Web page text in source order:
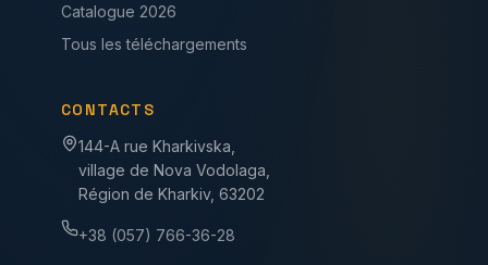
Catalogue 2026
Tous les téléchargements
CONTACTS
144-A rue Kharkivska,
village de Nova Vodolaga,
Région de Kharkiv, 63202
+38 (057) 766-36-28